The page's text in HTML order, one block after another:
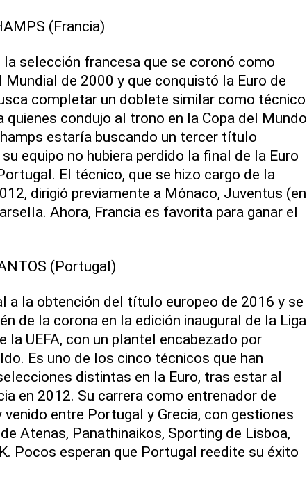
(Francia)
la selección francesa que se coronó como
Mundial de 2000 y que conquistó la Euro de
completar un doblete similar como técnico
quienes condujo al trono en la Copa del Mundo
estaría buscando un tercer título
equipo no hubiera perdido la final de la Euro
El técnico, que se hizo cargo de la
dirigió previamente a Mónaco, Juventus (en
Ahora, Francia es favorita para ganar el
(Portugal)
a la obtención del título europeo de 2016 y se
de la corona en la edición inaugural de la Liga
la UEFA, con un plantel encabezado por
Es uno de los cinco técnicos que han
distintas en la Euro, tras estar al
en 2012. Su carrera como entrenador de
venido entre Portugal y Grecia, con gestiones
Atenas, Panathinaikos, Sporting de Lisboa,
Pocos esperan que Portugal reedite su éxito